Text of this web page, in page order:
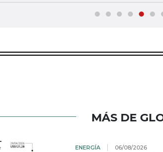
MÁS DE
ENERGÍA 06/08/2026